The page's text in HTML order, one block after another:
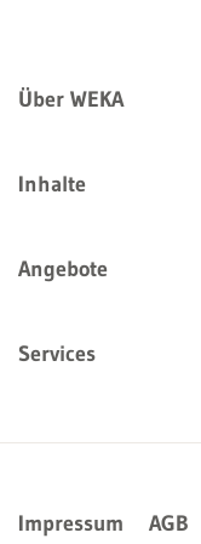
Über WEKA
Inhalte
Angebote
Services
Impressum AGB